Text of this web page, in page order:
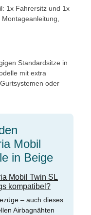
1x Fahrersitz und 1x
Standardsitze in
mit extra
oder
Mobil
in Beige
Mobil Twin SL
kompatibel?
– auch dieses
Airbagnähten